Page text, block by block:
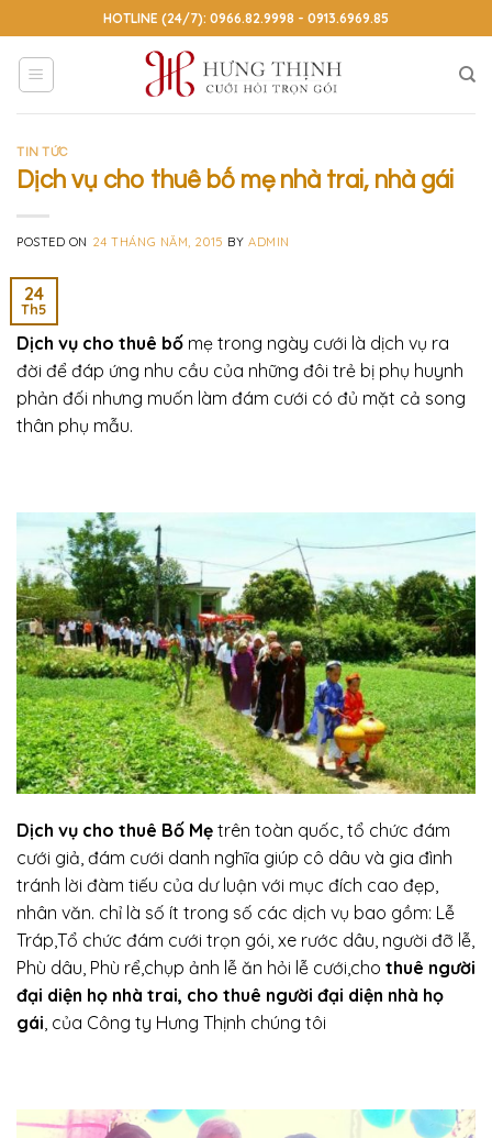
to
content
HOTLINE (24/7): 0966.82.9998 - 0913.6969.85
TIN TỨC
Dịch vụ cho thuê bố mẹ nhà trai, nhà gái
POSTED ON 24 THÁNG NĂM, 2015 BY ADMIN
24
Th5
Dịch vụ cho thuê bố mẹ trong ngày cưới là dịch vụ ra
đời để đáp ứng nhu cầu của những đôi trẻ bị phụ huynh
phản đối nhưng muốn làm đám cưới có đủ mặt cả song
thân phụ mẫu.
Dịch vụ cho thuê Bố Mẹ trên toàn quốc, tổ chức đám
cưới giả, đám cưới danh nghĩa giúp cô dâu và gia đình
tránh lời đàm tiếu của dư luận với mục đích cao đẹp,
nhân văn. chỉ là số ít trong số các dịch vụ bao gồm: Lễ
Tráp,Tổ chức đám cưới trọn gói, xe rước dâu, người đỡ lễ,
Phù dâu, Phù rể,chụp ảnh lễ ăn hỏi lễ cưới,cho thuê người
đại diện họ nhà trai, cho thuê người đại diện nhà họ
gái , của Công ty Hưng Thịnh chúng tôi